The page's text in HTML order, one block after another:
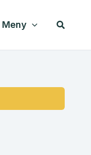
Meny Søk